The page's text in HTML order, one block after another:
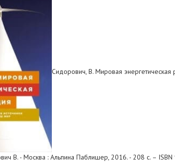
Сидорович, В. Мировая
В. - Москва : Альпина Паблишер, 2016. - 208 с. – ISBN